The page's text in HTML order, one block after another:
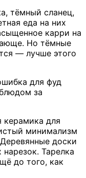
тёмный сланец,
еда на них
карри на
Но тёмные
— лучше этого
для фуд
за
керамика для
минимализм
доски
Тарелка
до того, как